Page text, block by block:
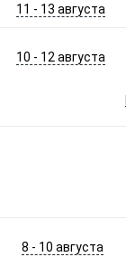
11 - 13 августа
10 - 12 августа
8 - 10 августа